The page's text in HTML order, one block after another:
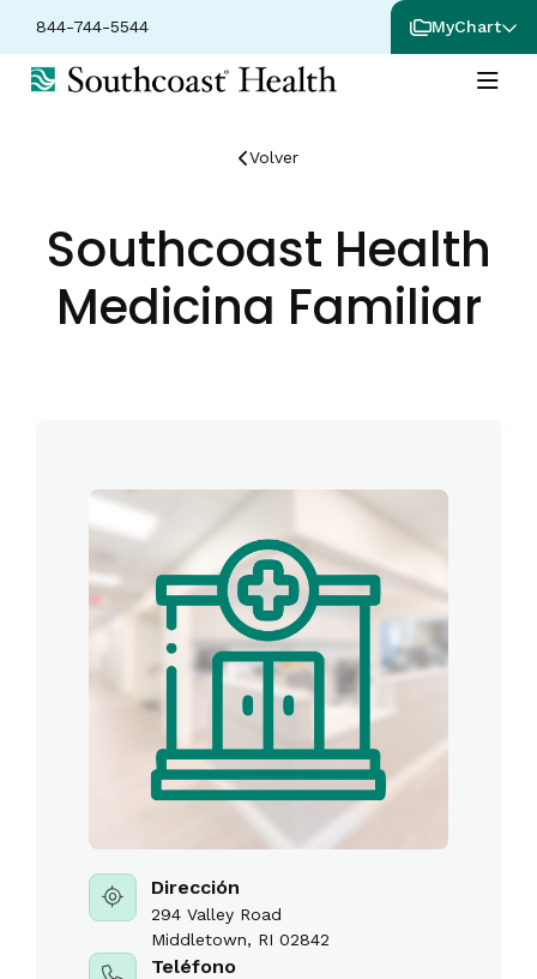
844-744-5544 MyChart
Volver
Southcoast Health
Medicina Familiar
Dirección
294 Valley Road
Middletown, RI 02842
Teléfono